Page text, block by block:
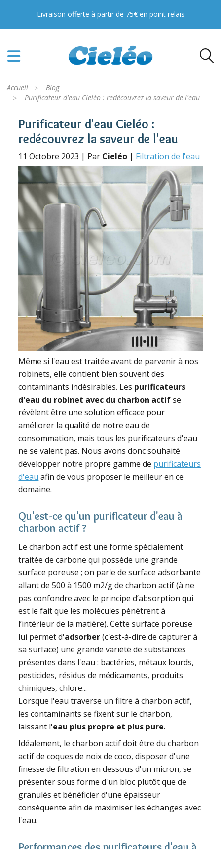
Livraison offerte à partir de 75€ en point relais
Accueil
Blog
Purificateur d'eau Cieléo : redécouvrez la saveur de l'eau
Purificateur d'eau Cieléo :
redécouvrez la saveur de l'eau
11 Octobre 2023 | Par Cieléo | Filtration de l'eau
Même si l'eau est traitée avant de parvenir à nos
robinets, elle contient bien souvent des
contaminants indésirables. Les purificateurs
d'eau du robinet avec du charbon actifse
révèlent être une solution efficace pour
améliorer la qualité de notre eau de
consommation, mais tous les purificateurs d'eau
ne se valent pas. Nous avons donc souhaité
développer notre propre gamme de purificateurs
d'eau afin de vous proposer le meilleur en ce
domaine.
Qu'est-ce qu'un purificateur d'eau à
charbon actif ?
Le charbon actif est une forme spécialement
traitée de carbone qui possède une grande
surface poreuse ; on parle de surface adsorbante
allant de 500 à 1500 m2/g de charbon actif (à ne
pas confondre avec le principe d’absorption qui
est le fait que les molécules pénètrent à
l’intérieur de la matière). Cette surface poreuse
lui permet d'adsorber(c'est-à-dire de capturer à
sa surface) une grande variété de substances
présentes dans l'eau : bactéries, métaux lourds,
pesticides, résidus de médicaments, produits
chimiques, chlore...
Lorsque l'eau traverse un filtre à charbon actif,
les contaminants se fixent sur le charbon,
laissant l'eau plus propre et plus pure.
Idéalement, le charbon actif doit être du charbon
actif de coques de noix de coco, disposer d'une
finesse de filtration en dessous d'un micron, se
présenter sous forme d'un bloc plutôt que de
granulés et bénéficier d'une épaisseur
conséquente afin de maximiser les échanges avec
l'eau.